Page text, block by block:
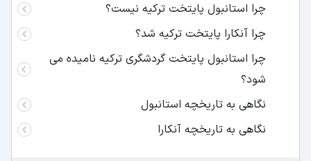
چرا استانبول پایتخت ترکیه نیست؟
چرا آنکارا پایتخت ترکیه شد؟
چرا استانبول پایتخت گردشگری ترکیه نامیده می
شود؟
نگاهی به تاریخچه استانبول
نگاهی به تاریخچه آنکارا